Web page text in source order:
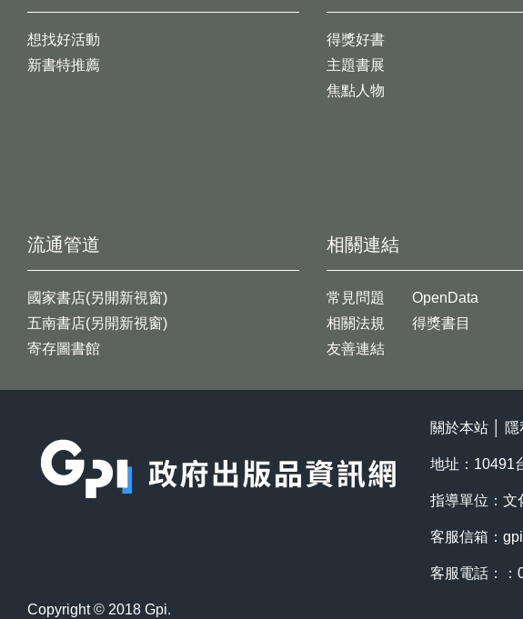
想找好活動
新書特推薦
得獎好書
主題書展
焦點人物
流通管道
國家書店(另開新視窗)
五南書店(另開新視窗)
寄存圖書館
相關連結
常見問題
相關法規
友善連結
OpenData
得獎書目
關於本站
地址：10491
指導單位：文
客服信箱：
客服電話：：
Copyright © 2018 Gpi.